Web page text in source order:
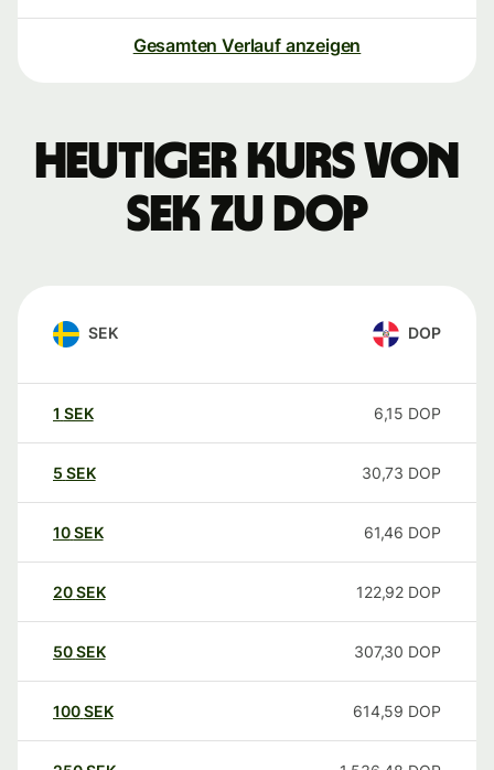
Gesamten Verlauf anzeigen
Heutiger Kurs von
SEK zu DOP
SEK DOP
1 SEK 6,15 DOP
5 SEK 30,73 DOP
10SEK 61,46 DOP
20SEK 122,92 DOP
50SEK 307,30 DOP
100SEK 614,59 DOP